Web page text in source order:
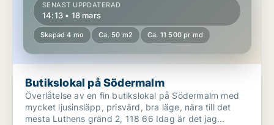
SENAST UPPDATERAD
14:13 • 18 mars
Skapad 4 mo Ca. 50 m2 Ca. 11 500 pr md
Butikslokal på Södermalm
Överlåtelse av en fin butikslokal på Södermalm med
mycket ljusinsläpp, prisvärd, bra läge, nära till det
mesta Luthens gränd 2, 118 66 Idag är det jag...